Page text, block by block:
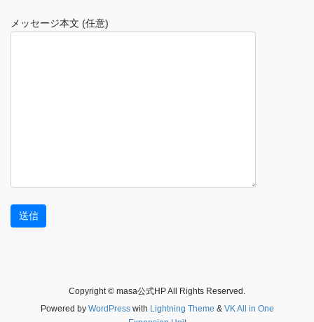
メッセージ本文 (任意)
Copyright © masa公式HP All Rights Reserved.
Powered by WordPresswith Lightning Theme & VK All in One